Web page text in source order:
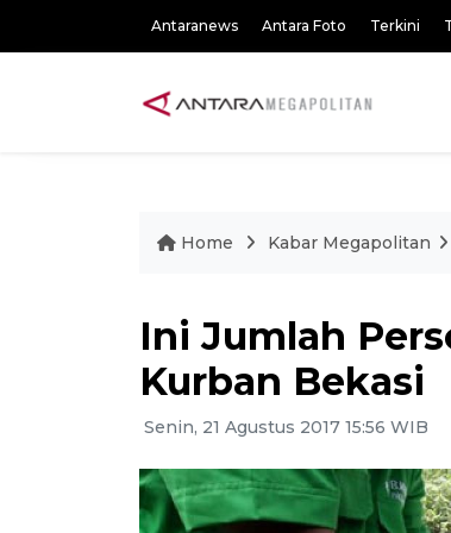
Antaranews Antara Foto Terkini
Home Kabar Megapolitan
Ini Jumlah
Kurban Bekasi
Senin, 21 Agustus 2017 15:56 WIB